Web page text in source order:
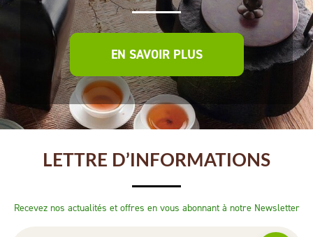
EN SAVOIR PLUS
LETTRE D’INFORMATIONS
Recevez nos actualités et offres en vous abonnant à notre Newsletter